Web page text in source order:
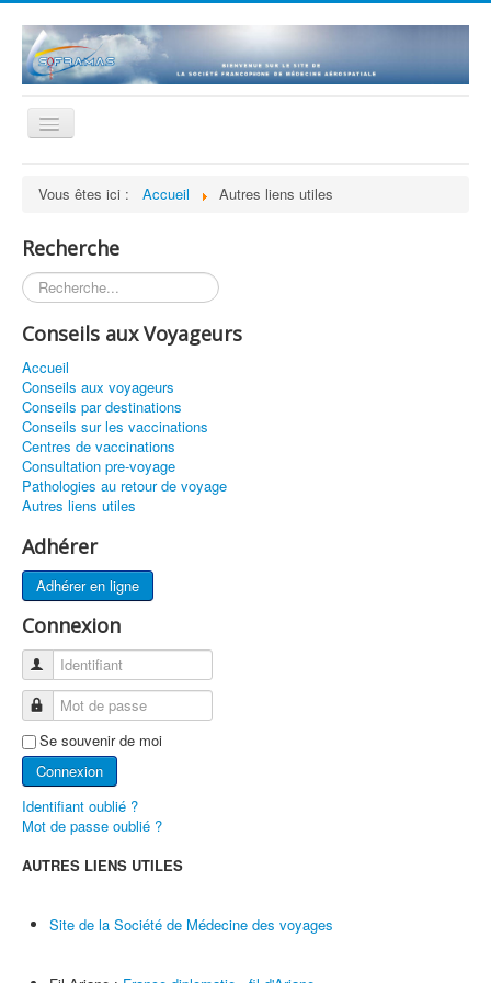
Basculer
Statuts et Règlement
Adhésion
Revue
Histoire
Présentations scientifiques
Historique des séances
Bourse de recherche
Groupes de Travail
Conseils aux Voyageurs
Devenir médecin aéronautique
Sécurité des vols
ESAM
ICAM Paris 2022
AEROMEDEVAC
Prix et Récompenses
FAQ
Vous êtes ici : Accueil Autres liens utiles
Recherche
Rechercher
Conseils aux Voyageurs
Accueil
Conseils aux voyageurs
Conseils par destinations
Conseils sur les vaccinations
Centres de vaccinations
Consultation pre-voyage
Pathologies au retour de voyage
Autres liens utiles
Adhérer
Adhérer en ligne
Connexion
Identifiant
Mot de passe
Se souvenir de moi
Connexion
Identifiant oublié ?
Mot de passe oublié ?
AUTRES LIENS UTILES
Site de la Société de Médecine des voyages